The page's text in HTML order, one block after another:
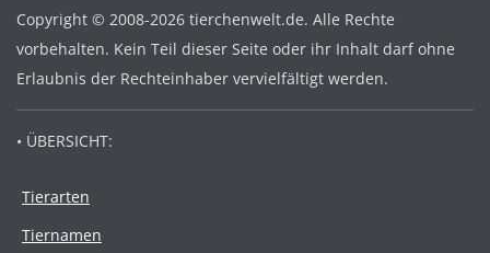
Copyright © 2008-2026 tierchenwelt.de. Alle Rechte
vorbehalten. Kein Teil dieser Seite oder ihr Inhalt darf ohne
Erlaubnis der Rechteinhaber vervielfältigt werden.
• ÜBERSICHT:
Tierarten
Tiernamen